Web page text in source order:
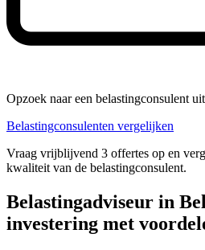
Opzoek naar een belastingconsulent
Belastingconsulenten vergelijken
Vraag vrijblijvend 3 offertes op en
kwaliteit van de belastingconsulent.
Belastingadviseur in
investering met